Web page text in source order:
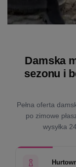
Damska
sezonu i
Pełna oferta
po zimowe
wysyłka